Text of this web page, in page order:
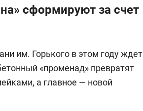
сформируют за счет
им. Горького в этом году ждет
«променад» превратят
а главное — новой